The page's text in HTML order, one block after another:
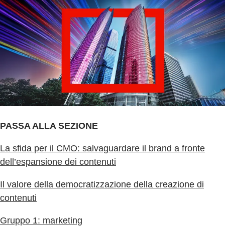
PASSA ALLA SEZIONE
La sfida per il CMO: salvaguardare il brand a fronte
dell’espansione dei contenuti
Il valore della democratizzazione della creazione di
contenuti
Gruppo 1: marketing